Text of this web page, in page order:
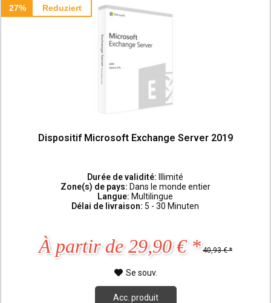
27% Reduziert
Dispositif Microsoft Exchange Server 2019
Durée de validité:
Illimité
Zone(s) de pays: Dans le monde entier
Langue: Multilingue
Délai de livraison: 5 - 30 Minuten
À partir de 29,90 € * 40,93 € *
Se souv.
Acc. produit